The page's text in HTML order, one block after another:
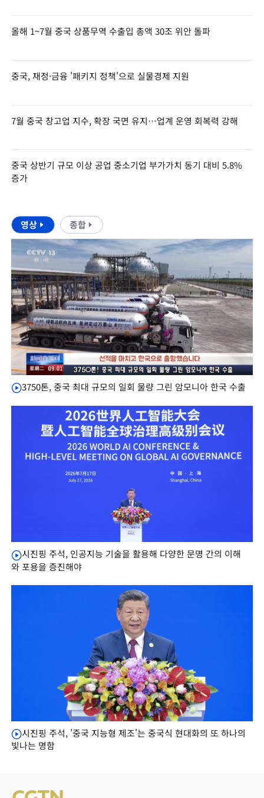
올해 1~7월 중국 상품무역 수출입 총액 30조 위안 돌파
중국, 재정·금융 '패키지 정책'으로 실물경제 지원
7월 중국 창고업 지수, 확장 국면 유지…업계 운영 회복력 강해
중국 상반기 규모 이상 공업 중소기업 부가가치 동기 대비 5.8%
증가
영상 종합
3750톤, 중국 최대 규모의 일회 물량 그린 암모니아 한국 수출
시진핑 주석, 인공지능 기술을 활용해 다양한 문명 간의 이해
와 포용을 증진해야
시진핑 주석, '중국 지능형 제조'는 중국식 현대화의 또 하나의
빛나는 명함